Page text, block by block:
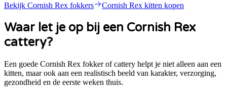
Bekijk Cornish Rex fokkers Cornish Rex kitten kopen
Waar let je op bij een Cornish Rex
cattery?
Een goede Cornish Rex fokker of cattery helpt je niet alleen aan een
kitten, maar ook aan een realistisch beeld van karakter, verzorging,
gezondheid en de eerste weken thuis.